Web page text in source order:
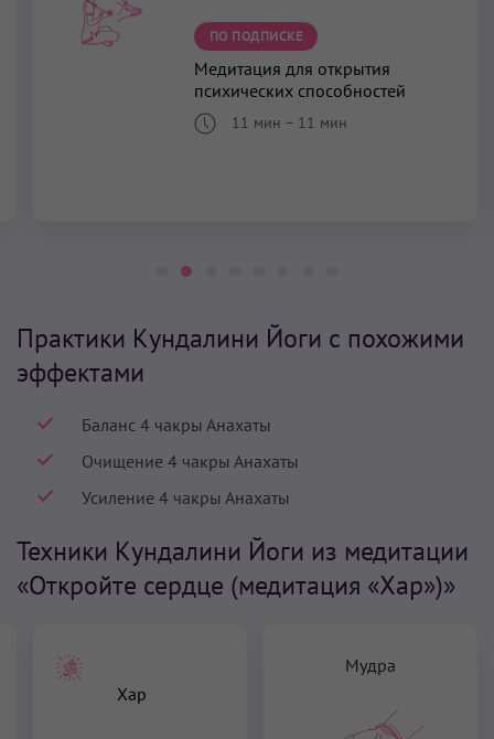
ПО ПОДПИСКЕ
Медитация для открытия
психических способностей
11 мин – 11 мин
Практики Кундалини Йоги с похожими
эффектами
Баланс 4 чакры Анахаты
Очищение 4 чакры Анахаты
Усиление 4 чакры Анахаты
Техники Кундалини Йоги из медитации
«Откройте сердце (медитация «Хар»)»
Хар
Мудра